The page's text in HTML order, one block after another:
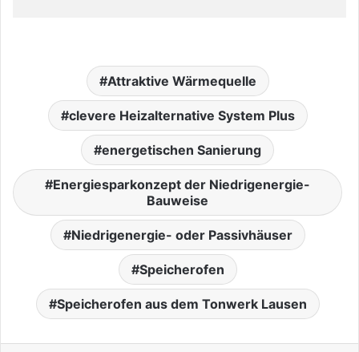
Attraktive Wärmequelle
clevere Heizalternative System Plus
energetischen Sanierung
Energiesparkonzept der Niedrigenergie-
Bauweise
Niedrigenergie- oder Passivhäuser
Speicherofen
Speicherofen aus dem Tonwerk Lausen